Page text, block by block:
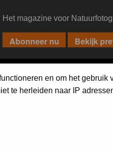
Het magazine voor
en om het gebruik
te herleiden naar IP